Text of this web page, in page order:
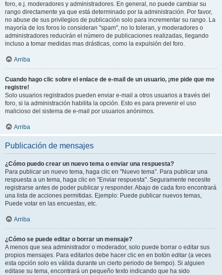
foro, e.j. moderadores y administradores. En general, no puede cambiar su
rango directamente ya que está determinado por la administración. Por favor,
no abuse de sus privilegios de publicación solo para incrementar su rango. La
mayoría de los foros lo consideran "spam", no lo toleran, y moderadores o
administradores reducirán el número de publicaciones realizadas, llegando
incluso a tomar medidas mas drásticas, como la expulsión del foro.
Arriba
Cuando hago clic sobre el enlace de e-mail de un usuario, ¡me pide que me
registre!
Solo usuarios registrados pueden enviar e-mail a otros usuarios a través del
foro, si la administración habilita la opción. Esto es para prevenir el uso
malicioso del sistema de e-mail por usuarios anónimos.
Arriba
Publicación de mensajes
¿Cómo puedo crear un nuevo tema o enviar una respuesta?
Para publicar un nuevo tema, haga clic en "Nuevo tema". Para publicar una
respuesta a un tema, haga clic en "Enviar respuesta". Seguramente necesite
registrarse antes de poder publicar y responder. Abajo de cada foro encontrará
una lista de acciones permitidas. Ejemplo: Puede publicar nuevos temas,
Puede votar en las encuestas, etc.
Arriba
¿Cómo se puede editar o borrar un mensaje?
A menos que sea administrador o moderador, solo puede borrar o editar sus
propios mensajes. Para editarlos debe hacer clic en en botón editar(a veces
esta opción solo es válida durante un cierto periodo de tiempo). Si alguien
editase su tema, encontrará un pequeño texto indicando que ha sido